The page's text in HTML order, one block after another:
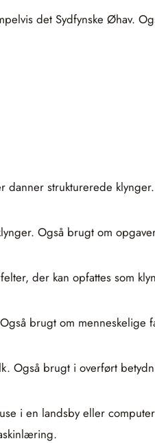
det Sydfynske Øhav.
strukturerede
Også brugt om
der kan opfattes som
brugt om menneskelige
Også brugt i overført
i en landsby eller